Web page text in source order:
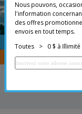
Vous êtes
Nous pouvons,
l'information
des offres
envois en tout temps.
Toutes
> 0 $ à Illimité